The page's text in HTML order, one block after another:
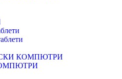
КОМПЮТРИ